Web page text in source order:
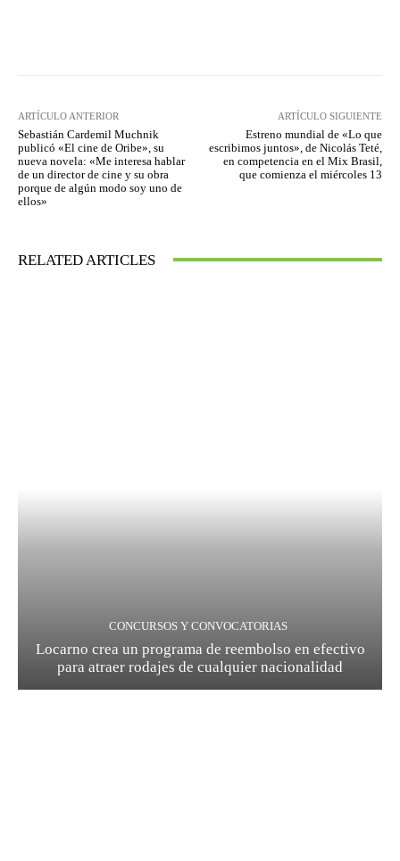
ARTÍCULO ANTERIOR
Sebastián Cardemil Muchnik
publicó «El cine de Oribe», su
nueva novela: «Me interesa hablar
de un director de cine y su obra
porque de algún modo soy uno de
ellos»
ARTÍCULO SIGUIENTE
Estreno mundial de «Lo que
escribimos juntos», de Nicolás Teté,
en competencia en el Mix Brasil,
que comienza el miércoles 13
RELATED ARTICLES
CONCURSOS Y CONVOCATORIAS
Locarno crea un programa de reembolso en efectivo
para atraer rodajes de cualquier nacionalidad